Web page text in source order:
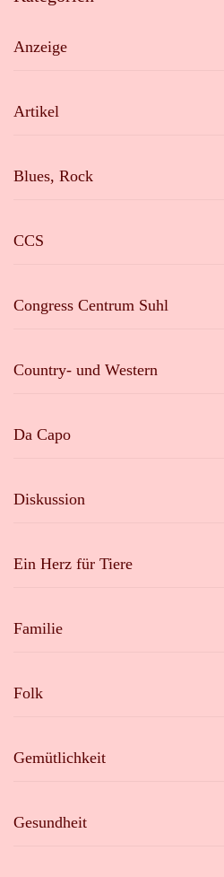
Anzeige
Artikel
Blues, Rock
CCS
Congress Centrum Suhl
Country- und Western
Da Capo
Diskussion
Ein Herz für Tiere
Familie
Folk
Gemütlichkeit
Gesundheit